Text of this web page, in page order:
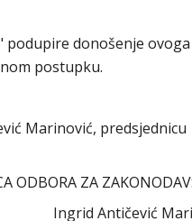
podupire donošenje ovoga
postupku.
Marinović, predsjednicu
ODBORA ZA
Ingrid Antičević